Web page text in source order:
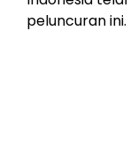
peluncuran ini.